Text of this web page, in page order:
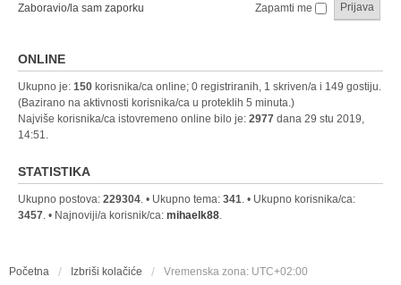
Zaboravio/la sam zaporku Zapamti me
ONLINE
Ukupno je: 150 korisnika/ca online; 0 registriranih, 1 skriven/a i 149 gostiju.
(Bazirano na aktivnosti korisnika/ca u proteklih 5 minuta.)
Najviše korisnika/ca istovremeno online bilo je: 2977 dana 29 stu 2019,
14:51.
STATISTIKA
Ukupno postova: 229304. • Ukupno tema: 341. • Ukupno korisnika/ca:
3457. • Najnoviji/a korisnik/ca: mihaelk88.
Početna Izbriši kolačiće Vremenska zona: UTC+02:00